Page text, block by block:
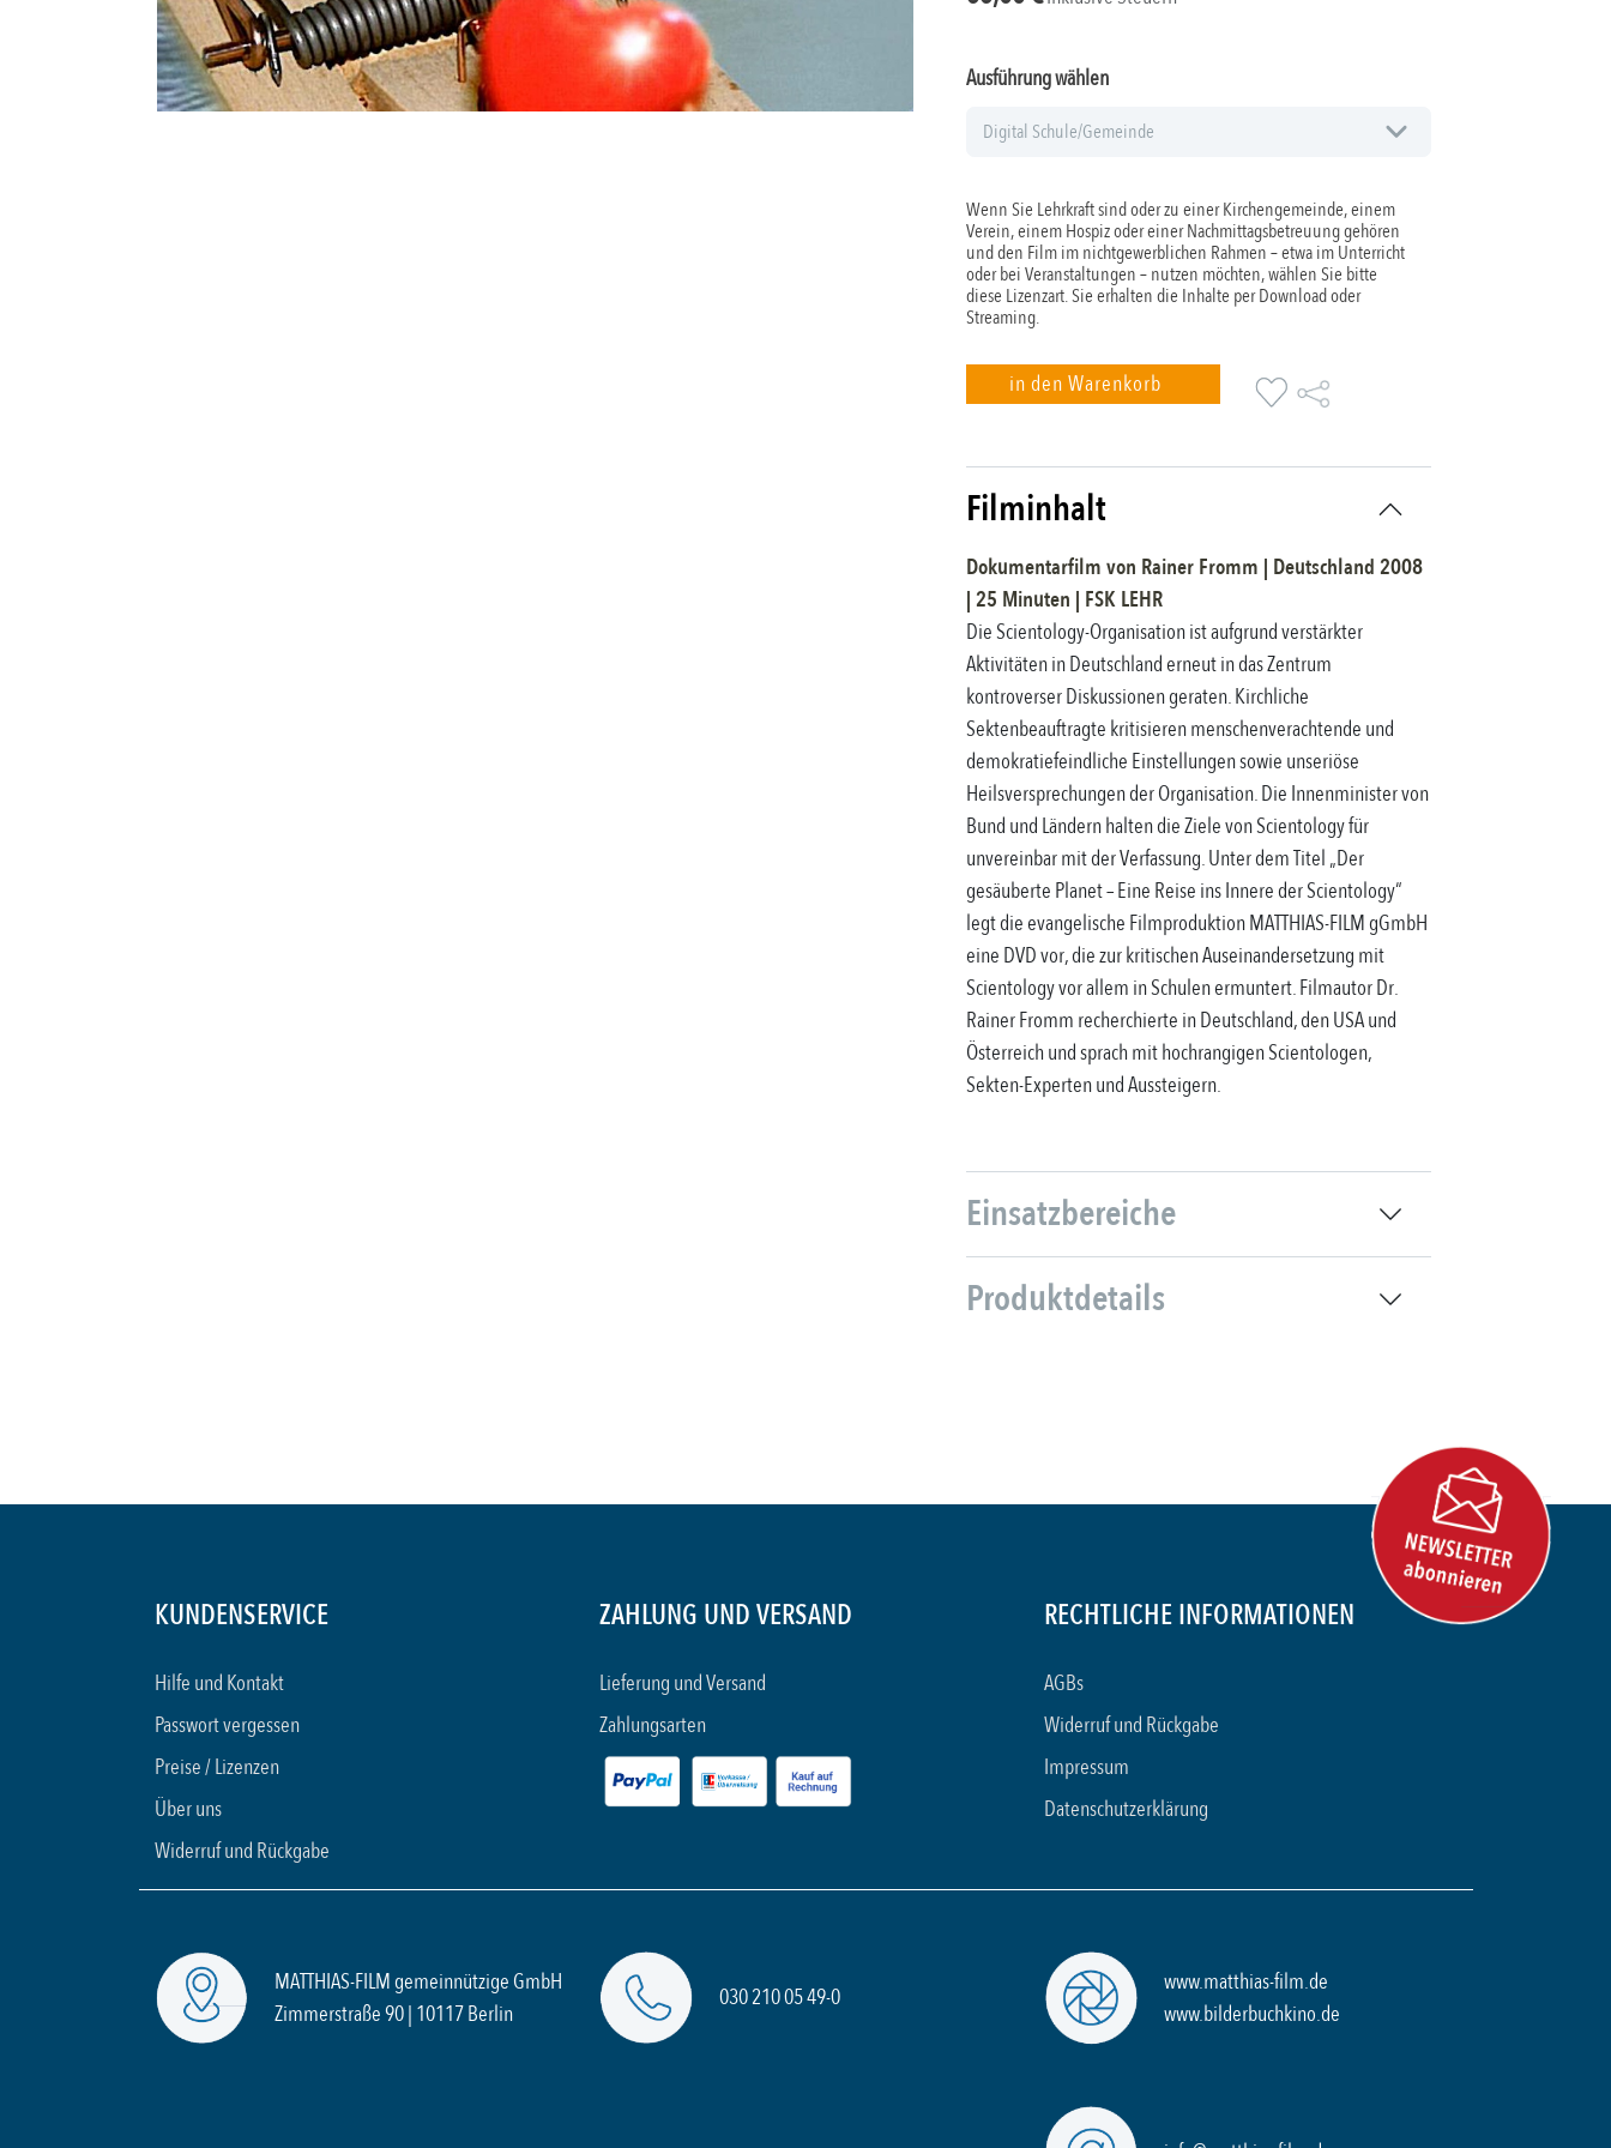
Ausführung wählen
Wenn Sie Lehrkraft sind oder zu einer Kirchengemeinde, einem
Verein, einem Hospiz oder einer Nachmittagsbetreuung gehören
und den Film im nichtgewerblichen Rahmen – etwa im Unterricht
oder bei Veranstaltungen – nutzen möchten, wählen Sie bitte
diese Lizenzart. Sie erhalten die Inhalte per Download oder
Streaming.
in den Warenkorb
Filminhalt
Dokumentarfilm von Rainer Fromm | Deutschland 2008
| 25 Minuten | FSK LEHR
Die Scientology-Organisation ist aufgrund verstärkter
Aktivitäten in Deutschland erneut in das Zentrum
kontroverser Diskussionen geraten. Kirchliche
Sektenbeauftragte kritisieren menschenverachtende und
demokratiefeindliche Einstellungen sowie unseriöse
Heilsversprechungen der Organisation. Die Innenminister von
Bund und Ländern halten die Ziele von Scientology für
unvereinbar mit der Verfassung. Unter dem Titel „Der
gesäuberte Planet – Eine Reise ins Innere der Scientology“
legt die evangelische Filmproduktion MATTHIAS-FILM gGmbH
eine DVD vor, die zur kritischen Auseinandersetzung mit
Scientology vor allem in Schulen ermuntert. Filmautor Dr.
Rainer Fromm recherchierte in Deutschland, den USA und
Österreich und sprach mit hochrangigen Scientologen,
Sekten-Experten und Aussteigern.
Einsatzbereiche
Produktdetails
KUNDENSERVICE
Hilfe und Kontakt
Passwort vergessen
Preise / Lizenzen
Über uns
Widerruf und Rückgabe
ZAHLUNG UND VERSAND
Lieferung und Versand
Zahlungsarten
RECHTLICHE INFORMATIONEN
AGBs
Widerruf und Rückgabe
Impressum
Datenschutzerklärung
MATTHIAS-FILM gemeinnützige GmbH
Zimmerstraße 90 | 10117 Berlin
030 210 05 49-0
www.matthias-film.de
www.bilderbuchkino.de